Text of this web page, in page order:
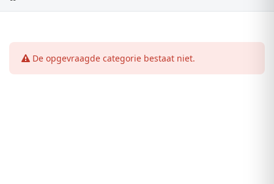
De opgevraagde categorie bestaat niet.